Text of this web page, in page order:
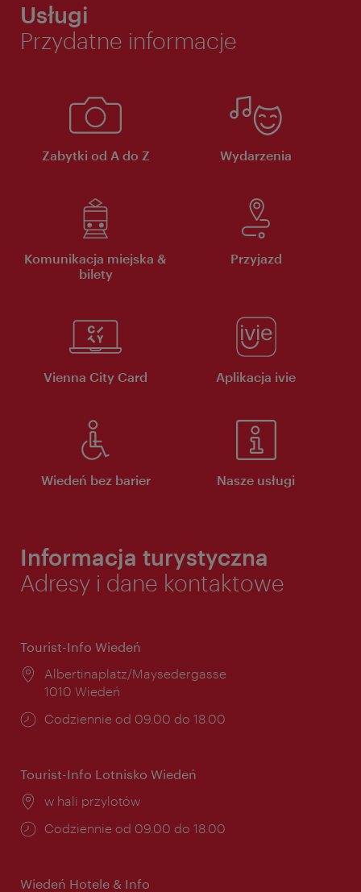
Usługi
Przydatne informacje
Zabytki od A do Z Wydarzenia
Komunikacja miejska &
bilety
Przyjazd
Vienna City Card Aplikacja ivie
Wiedeń bez barier Nasze usługi
Informacja turystyczna
Adresy i dane kontaktowe
Tourist-Info Wiedeń
Miejsce:
Albertinaplatz/Maysedergasse
1010 Wiedeń
Godziny
Codziennie od 09.00 do 18.00
Tourist-Info Lotnisko Wiedeń
Miejsce:
w hali przylotów
Godziny
Codziennie od 09.00 do 18.00
Wiedeń Hotele & Info